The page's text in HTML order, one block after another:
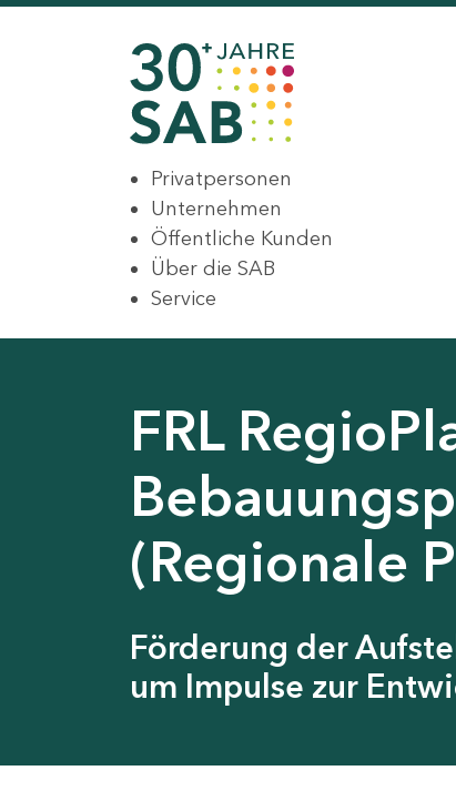
Privatpersonen
Unternehmen
Öffentliche Kunden
Über die SAB
Service
FRL
(Regionale
Förderung der
um Impulse zur